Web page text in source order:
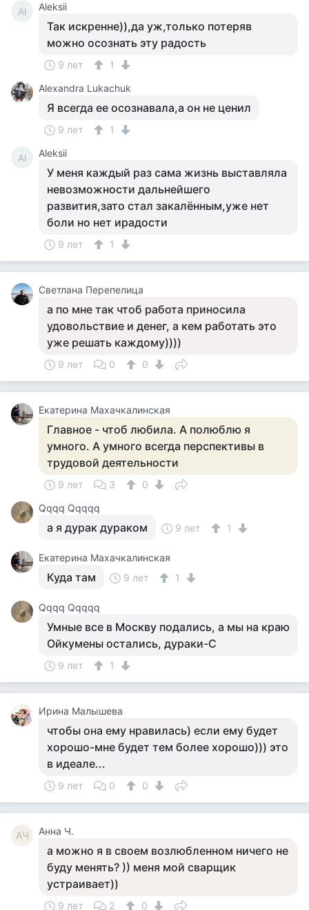
Al Aleksii
Так искренне)),да уж,только потеряв
можно осознать эту радость
9 лет
1
Alexandra Lukachuk
Я всегда ее осознавала,а он не ценил
9 лет 1
Al Aleksii
У меня каждый раз сама жизнь выставляла
невозможности дальнейшего
развития,зато стал закалённым,уже нет
боли но нет ирадости
9 лет 1
Светлана Перепелица
а по мне так чтоб работа приносила
удовольствие и денег, а кем работать это
уже решать каждому))))
9 лет 0 0
Екатерина Махачкалинская
Главное - чтоб любила. А полюблю я
умного. А умного всегда перспективы в
трудовой деятельности
9 лет 3
0
Qqqq Qqqqq
а я дурак дураком 9 лет 1
Екатерина Махачкалинская
Куда там 9 лет 1
Qqqq Qqqqq
Умные все в Москву подались, а мы на краю
Ойкумены остались, дураки-С
9 лет 1
Ирина Малышева
чтобы она ему нравилась) если ему будет
хорошо-мне будет тем более хорошо))) это
в идеале...
9 лет 0 0
АЧ Анна Ч.
а можно я в своем возлюбленном ничего не
буду менять? )) меня мой сварщик
устраивает))
9 лет 2 0